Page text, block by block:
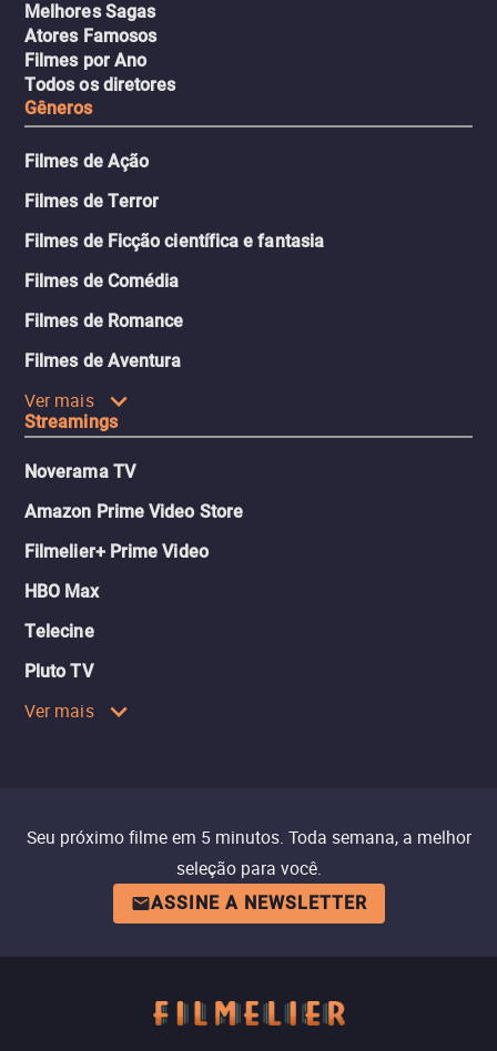
Melhores Sagas
Atores Famosos
Filmes por Ano
Todos os diretores
Gêneros
Filmes de Ação
Filmes de Terror
Filmes de Ficção científica e fantasia
Filmes de Comédia
Filmes de Romance
Filmes de Aventura
Ver mais
Streamings
Noverama TV
Amazon Prime Video Store
Filmelier+ Prime Video
HBO Max
Telecine
Pluto TV
Ver mais
Seu próximo filme em 5 minutos. Toda semana, a melhor
seleção para você.
ASSINE A NEWSLETTER